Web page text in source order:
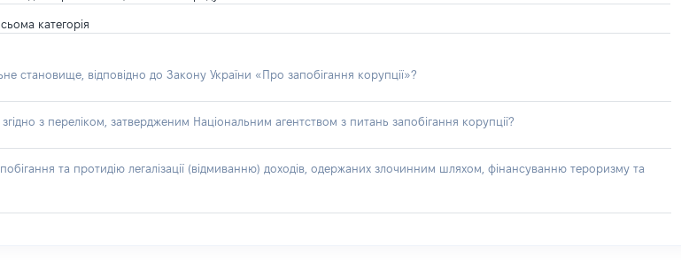
сьома категорія
становище, відповідно до Закону України «Про запобігання корупції»?
з переліком, затвердженим Національним агентством з питань запобігання корупції?
та протидію легалізації (відмиванню) доходів, одержаних злочинним шляхом, фінансуванню тероризму та